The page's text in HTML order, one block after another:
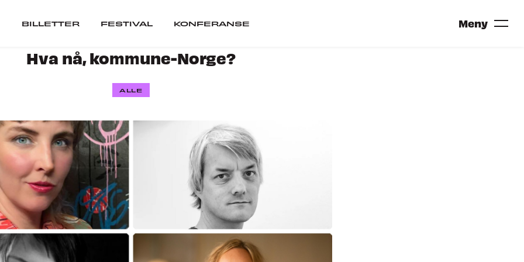
BILLETTER FESTIVAL KONFERANSE Meny
Festival
VIL DU SPILLE PÅ TRONDHEIM CALLING 2027?
Hva nå, kommune-Norge?
ALLE